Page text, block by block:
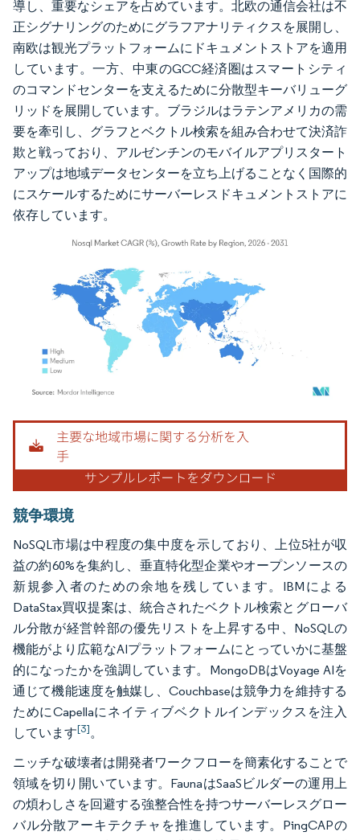
導し、重要なシェアを占めています。北欧の通信会社は不
正シグナリングのためにグラフアナリティクスを展開し、
南欧は観光プラットフォームにドキュメントストアを適用
しています。一方、中東のGCC経済圏はスマートシティ
のコマンドセンターを支えるために分散型キーバリューグ
リッドを展開しています。ブラジルはラテンアメリカの需
要を牽引し、グラフとベクトル検索を組み合わせて決済詐
欺と戦っており、アルゼンチンのモバイルアプリスタート
アップは地域データセンターを立ち上げることなく国際的
にスケールするためにサーバーレスドキュメントストアに
依存しています。
画像 © Mordor Intelligence。再利用にはCC BY 4.0の表示が必要です。
競争環境
NoSQL市場は中程度の集中度を示しており、上位5社が収
益の約60%を集約し、垂直特化型企業やオープンソースの
新規参入者のための余地を残しています。IBMによる
DataStax買収提案は、統合されたベクトル検索とグローバ
ル分散が経営幹部の優先リストを上昇する中、NoSQLの
機能がより広範なAIプラットフォームにとっていかに基盤
的になったかを強調しています。MongoDBはVoyage AIを
通じて機能速度を触媒し、Couchbaseは競争力を維持する
ためにCapellaにネイティブベクトルインデックスを注入
しています[3]。
ニッチな破壊者は開発者ワークフローを簡素化することで
領域を切り開いています。FaunaはSaaSビルダーの運用上
の煩わしさを回避する強整合性を持つサーバーレスグロー
バル分散アーキテクチャを推進しています。PingCAPの